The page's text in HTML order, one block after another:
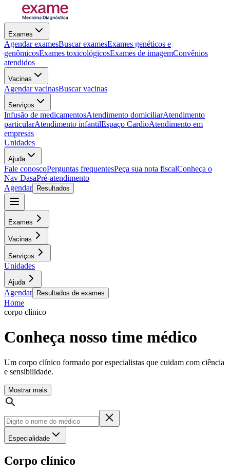
Exames
Agendar examesBuscar examesExames genéticos e
genômicosExames toxicológicosExames de imagemConvênios
atendidos
Vacinas
Agendar vacinasBuscar vacinas
Serviços
Infusão de medicamentosAtendimento domiciliarAtendimento
particularAtendimento infantilEspaço CardioAtendimento em
empresas
Unidades
Ajuda
Fale conoscoPerguntas frequentesPeça sua nota fiscalConheça o
Nav DasaPré-atendimento
Agendar
Resultados
Exames
Vacinas
Serviços
Unidades
Ajuda
Agendar Resultados de exames
Home
corpo clínico
Conheça nosso time médico
Um corpo clínico formado por especialistas que cuidam com ciência
e sensibilidade.
Mostrar mais
Especialidade
Corpo clínico